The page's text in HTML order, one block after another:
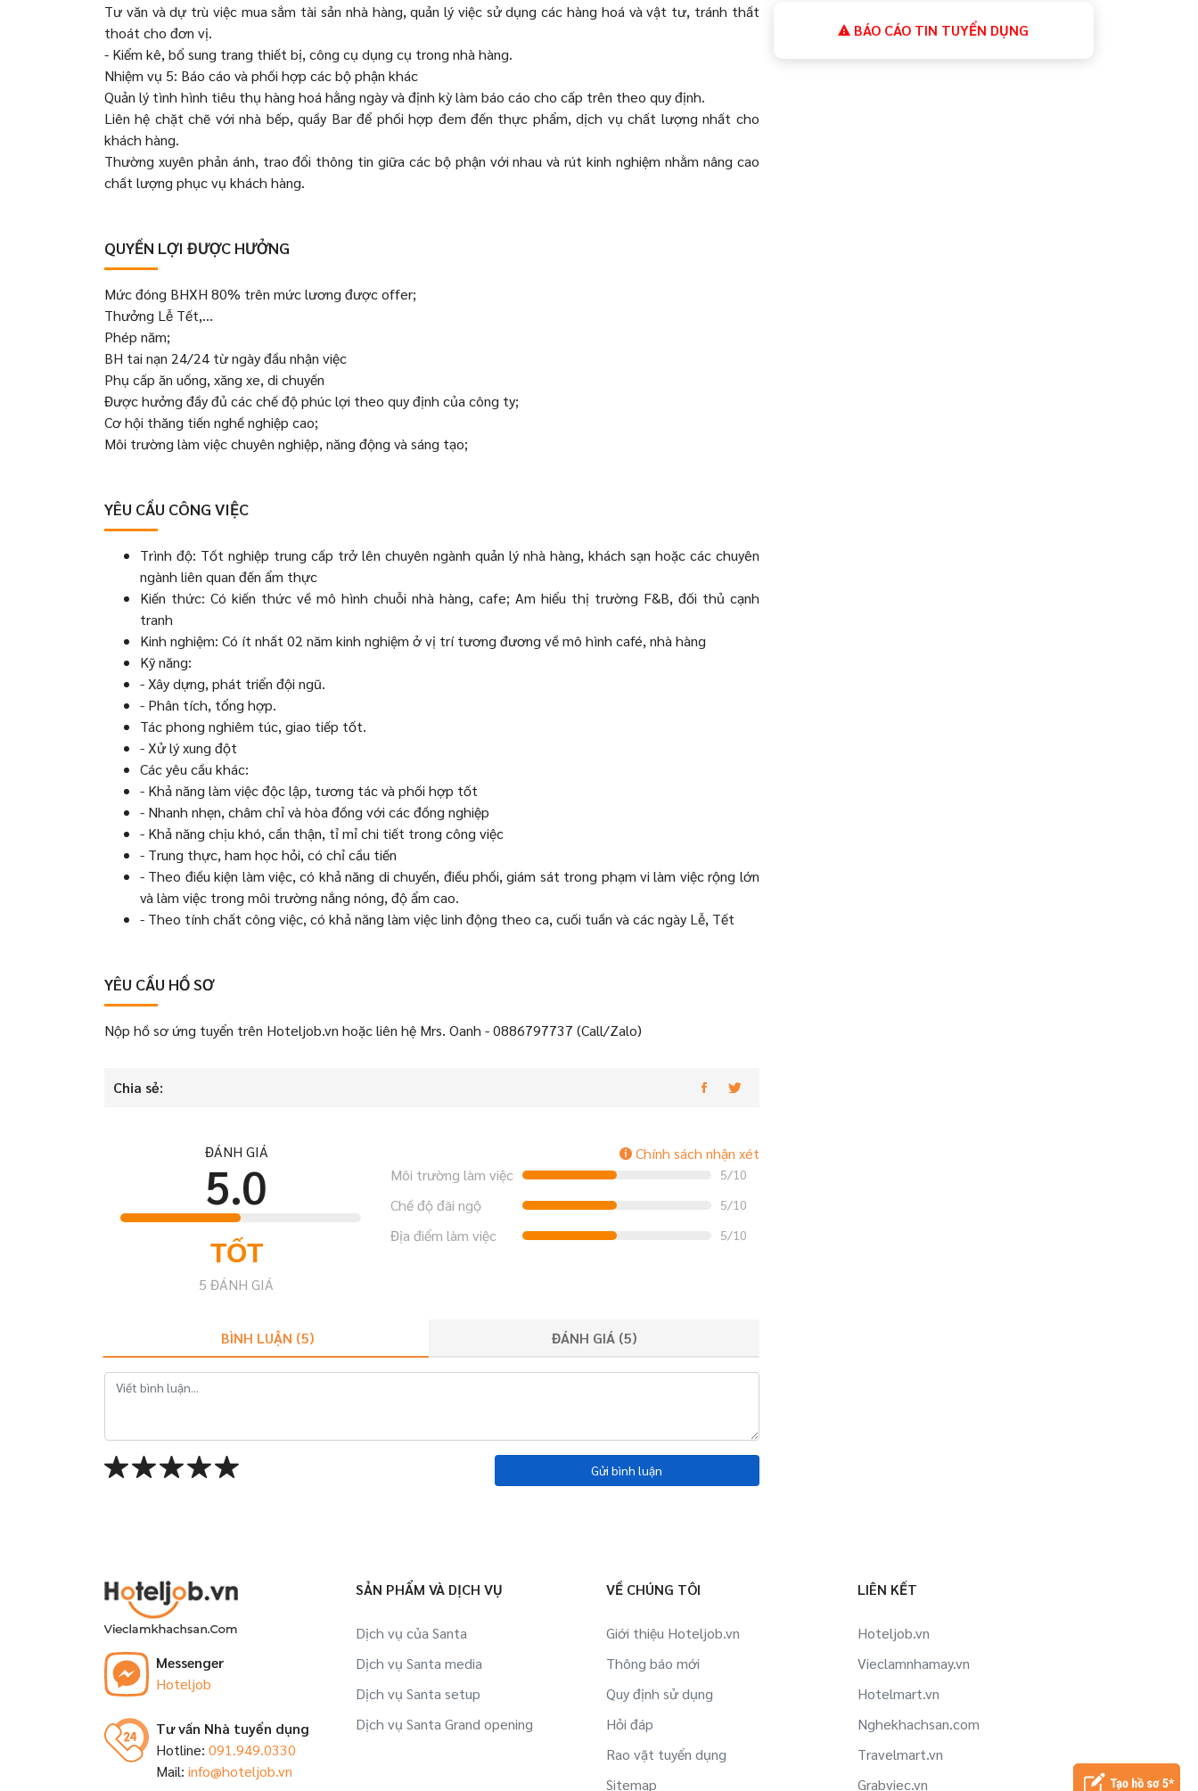
Tư văn và dự trù việc mua sắm tài sản nhà hàng, quản lý việc sử dụng các hàng hoá và vật tư, tránh thất
thoát cho đơn vị.
- Kiểm kê, bổ sung trang thiết bị, công cụ dụng cụ trong nhà hàng.
Nhiệm vụ 5: Báo cáo và phối hợp các bộ phận khác
Quản lý tình hình tiêu thụ hàng hoá hằng ngày và định kỳ làm báo cáo cho cấp trên theo quy định.
Liên hệ chặt chẽ với nhà bếp, quầy Bar để phối hợp đem đến thực phẩm, dịch vụ chất lượng nhất cho
khách hàng.
Thường xuyên phản ánh, trao đổi thông tin giữa các bộ phận với nhau và rút kinh nghiệm nhằm nâng cao
chất lượng phục vụ khách hàng.
QUYỀN LỢI ĐƯỢC HƯỞNG
Mức đóng BHXH 80% trên mức lương được offer;
Thưởng Lễ Tết,...
Phép năm;
BH tai nạn 24/24 từ ngày đầu nhận việc
Phụ cấp ăn uống, xăng xe, di chuyến
Được hưởng đầy đủ các chế độ phúc lợi theo quy định của công ty;
Cơ hội thăng tiến nghề nghiệp cao;
Môi trường làm việc chuyên nghiệp, năng động và sáng tạo;
YÊU CẦU CÔNG VIỆC
Trình độ: Tốt nghiệp trung cấp trở lên chuyên ngành quản lý nhà hàng, khách sạn hoặc các chuyên
ngành liên quan đến ẩm thực
Kiến thức: Có kiến thức về mô hình chuỗi nhà hàng, cafe; Am hiểu thị trường F&B, đối thủ cạnh
tranh
Kinh nghiệm: Có ít nhất 02 năm kinh nghiệm ở vị trí tương đương về mô hình café, nhà hàng
Kỹ năng:
- Xây dựng, phát triển đội ngũ.
- Phân tích, tổng hợp.
Tác phong nghiêm túc, giao tiếp tốt.
- Xử lý xung đột
Các yêu cầu khác:
- Khả năng làm việc độc lập, tương tác và phối hợp tốt
- Nhanh nhẹn, châm chỉ và hòa đồng với các đồng nghiệp
- Khả năng chịu khó, cần thận, tỉ mỉ chi tiết trong công việc
- Trung thực, ham học hỏi, có chỉ cầu tiến
- Theo điều kiện làm việc, có khả năng di chuyến, điều phối, giám sát trong phạm vi làm việc rộng lớn
và làm việc trong môi trường nắng nóng, độ ẩm cao.
- Theo tính chất công việc, có khả năng làm việc linh động theo ca, cuối tuần và các ngày Lễ, Tết
YÊU CẦU HỒ SƠ
Nộp hồ sơ ứng tuyển trên Hoteljob.vn hoặc liên hệ Mrs. Oanh - 0886797737 (Call/Zalo)
Chia sẻ:
ĐÁNH GIÁ
5.0
TỐT
5 ĐÁNH GIÁ
Chính sách nhận xét
Môi trường làm việc
5/10
Chế độ đãi ngộ 5/10
Địa điểm làm việc 5/10
BÌNH LUẬN (5) ĐÁNH GIÁ (5)
Gửi bình luận
BÁO CÁO TIN TUYỂN DỤNG
Messenger
Hoteljob
Tư vấn Nhà tuyển dụng
Hotline: 091.949.0330
Mail: info@hoteljob.vn
SẢN PHẨM VÀ DỊCH VỤ
Dịch vụ của Santa
Dịch vụ Santa media
Dịch vụ Santa setup
Dịch vụ Santa Grand opening
VỀ CHÚNG TÔI
Giới thiệu Hoteljob.vn
Thông báo mới
Quy định sử dụng
Hỏi đáp
Rao vặt tuyển dụng
Sitemap
LIÊN KẾT
Hoteljob.vn
Vieclamnhamay.vn
Hotelmart.vn
Nghekhachsan.com
Travelmart.vn
Grabviec.vn